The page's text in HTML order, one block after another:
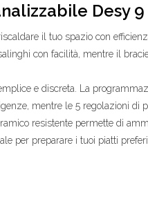
Desy 9
il tuo spazio con
con facilità, mentre il
e discreta. La
mentre le 5 regolazioni di
resistente permette di
per preparare i tuoi piatti